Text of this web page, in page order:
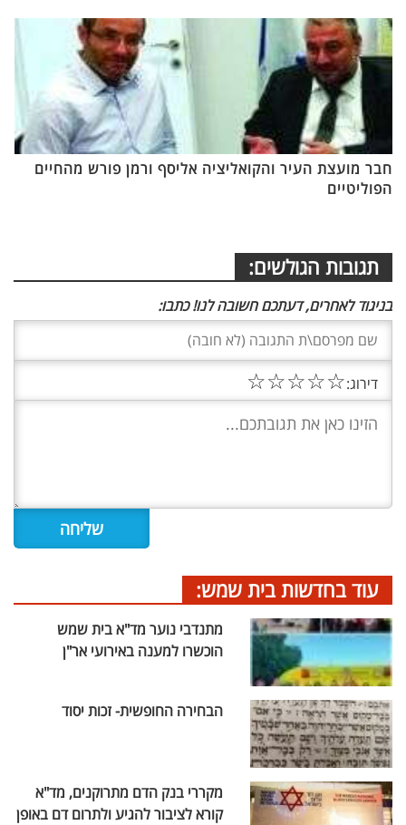
חבר מועצת העיר והקואליציה אליסף ורמן פורש מהחיים
הפוליטיים
תגובות הגולשים:
בניגוד לאחרים, דעתכם חשובה לנו! כתבו:
דירוג:☆
☆
☆
☆
☆
עוד בחדשות בית שמש:
מתנדבי נוער מד"א בית שמש
הוכשרו למענה באירועי אר"ן
הבחירה החופשית- זכות יסוד
מקררי בנק הדם מתרוקנים, מד"א
קורא לציבור להגיע ולתרום דם באופן